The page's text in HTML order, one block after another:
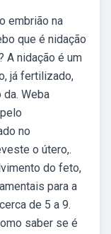
embrião na
que é nidação
A nidação é um
já fertilizado,
Weba
no
o útero,.
do feto,
para a
de 5 a 9.
saber se é